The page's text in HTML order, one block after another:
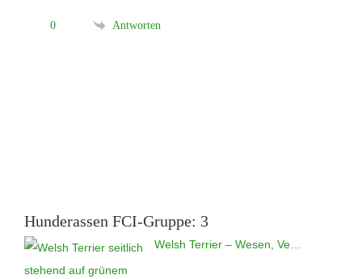
0 Antworten
Hunderassen FCI-Gruppe: 3
Welsh Terrier – Wesen, Ve…